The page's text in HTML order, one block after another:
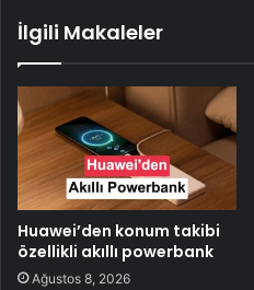
İlgili Makaleler
Huawei’den konum takibi
özellikli akıllı powerbank
Ağustos 8, 2026